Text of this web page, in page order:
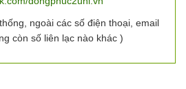
ngoài các số điện thoại, email
còn số liên lạc nào khác )